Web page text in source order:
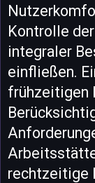
Kontrolle
integraler
einfließen.
frühzeitigen
rechtzeitige